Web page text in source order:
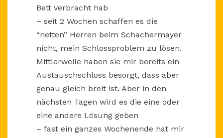
Bett verbracht hab
– seit 2 Wochen schaffen es die
“netten” Herren beim Schachermayer
nicht, mein Schlossproblem zu lösen.
Mittlerweile haben sie mir bereits ein
Austauschschloss besorgt, dass aber
genau gleich breit ist. Aber in den
nächsten Tagen wird es die eine oder
eine andere Lösung geben
– fast ein ganzes Wochenende hat mir